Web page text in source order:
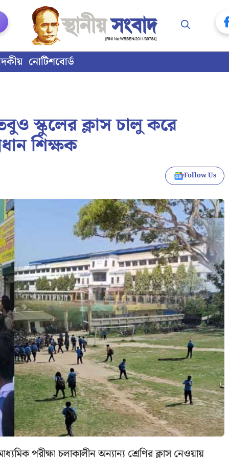
নোটিশবোর্ড
স্কুলের ক্লাস চালু করে
শিক্ষক
Follow Us
পরীক্ষা চলাকালীন অন্যান্য শ্রেণির ক্লাস নেওয়ায়